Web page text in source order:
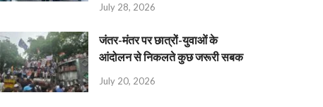
July 28, 2026
जंतर-मंतर पर छात्रों-युवाओं के
आंदोलन से निकलते कुछ जरूरी सबक
July 20, 2026